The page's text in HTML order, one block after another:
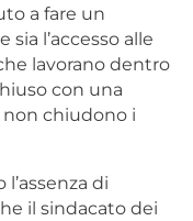
a fare un
l’accesso alle
lavorano dentro
con una
chiudono i
di
il sindacato dei